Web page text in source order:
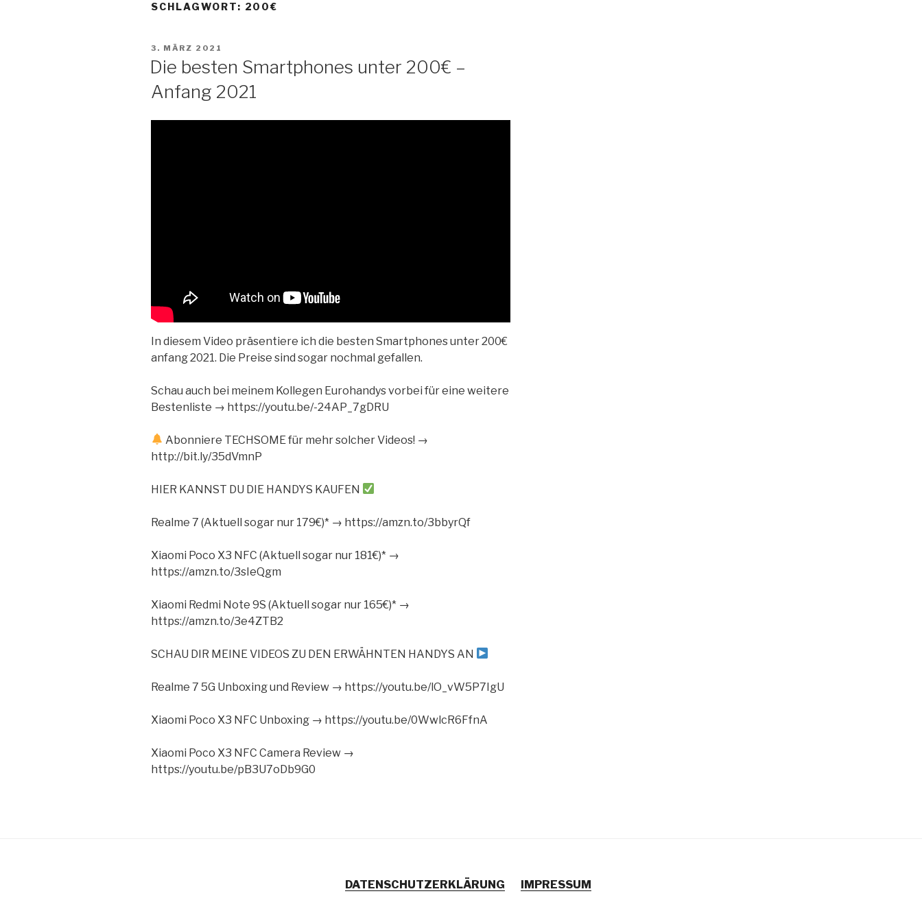
SCHLAGWORT: 200€
VERÖFFENTLICHT
3. MÄRZ 2021
Die besten Smartphones unter 200€ –
Anfang 2021
In diesem Video präsentiere ich die besten Smartphones unter 200€
anfang 2021. Die Preise sind sogar nochmal gefallen.
Schau auch bei meinem Kollegen Eurohandys vorbei für eine weitere
Bestenliste → https://youtu.be/-24AP_7gDRU
Abonniere TECHSOME für mehr solcher Videos! →
http://bit.ly/35dVmnP
HIER KANNST DU DIE HANDYS KAUFEN
Realme 7 (Aktuell sogar nur 179€)* → https://amzn.to/3bbyrQf
Xiaomi Poco X3 NFC (Aktuell sogar nur 181€)* →
https://amzn.to/3sIeQgm
Xiaomi Redmi Note 9S (Aktuell sogar nur 165€)* →
https://amzn.to/3e4ZTB2
SCHAU DIR MEINE VIDEOS ZU DEN ERWÄHNTEN HANDYS AN
Realme 7 5G Unboxing und Review → https://youtu.be/lO_vW5P7IgU
Xiaomi Poco X3 NFC Unboxing → https://youtu.be/0WwlcR6FfnA
Xiaomi Poco X3 NFC Camera Review →
https://youtu.be/pB3U7oDb9G0
DATENSCHUTZERKLÄRUNG IMPRESSUM